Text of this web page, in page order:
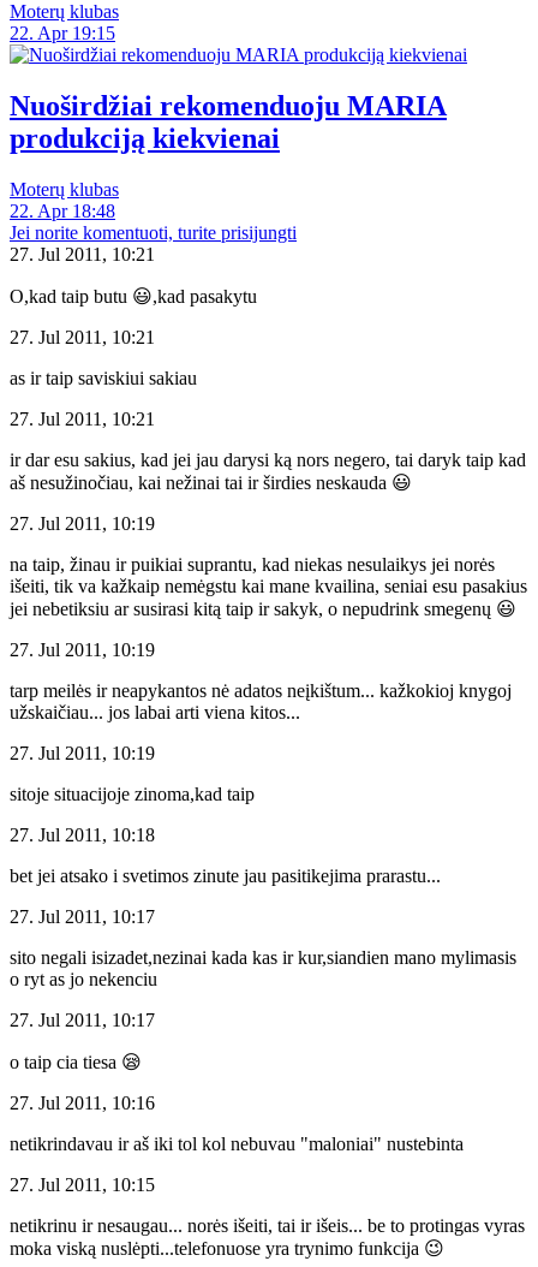
Moterų klubas
22. Apr 19:15
Nuoširdžiai rekomenduoju MARIA
produkciją kiekvienai
Moterų klubas
22. Apr 18:48
Jei norite komentuoti, turite prisijungti
27. Jul 2011, 10:21
O,kad taip butu 😃,kad pasakytu
27. Jul 2011, 10:21
as ir taip saviskiui sakiau
27. Jul 2011, 10:21
ir dar esu sakius, kad jei jau darysi ką nors negero, tai daryk taip kad
aš nesužinočiau, kai nežinai tai ir širdies neskauda 😃
27. Jul 2011, 10:19
na taip, žinau ir puikiai suprantu, kad niekas nesulaikys jei norės
išeiti, tik va kažkaip nemėgstu kai mane kvailina, seniai esu pasakius
jei nebetiksiu ar susirasi kitą taip ir sakyk, o nepudrink smegenų 😃
27. Jul 2011, 10:19
tarp meilės ir neapykantos nė adatos neįkištum... kažkokioj knygoj
užskaičiau... jos labai arti viena kitos...
27. Jul 2011, 10:19
sitoje situacijoje zinoma,kad taip
27. Jul 2011, 10:18
bet jei atsako i svetimos zinute jau pasitikejima prarastu...
27. Jul 2011, 10:17
sito negali isizadet,nezinai kada kas ir kur,siandien mano mylimasis
o ryt as jo nekenciu
27. Jul 2011, 10:17
o taip cia tiesa 😪
27. Jul 2011, 10:16
netikrindavau ir aš iki tol kol nebuvau "maloniai" nustebinta
27. Jul 2011, 10:15
netikrinu ir nesaugau... norės išeiti, tai ir išeis... be to protingas vyras
moka viską nuslėpti...telefonuose yra trynimo funkcija 😉